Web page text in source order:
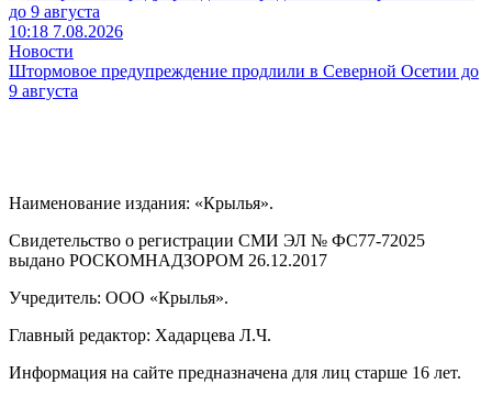
10:18 7.08.2026
Новости
Штормовое предупреждение продлили в Северной Осетии до
9 августа
Наименование издания: «Крылья».
Свидетельство о регистрации СМИ ЭЛ № ФС77-72025
выдано РОСКОМНАДЗОРОМ 26.12.2017
Учредитель: ООО «Крылья».
Главный редактор: Хадарцева Л.Ч.
Информация на сайте предназначена для лиц старше 16 лет.